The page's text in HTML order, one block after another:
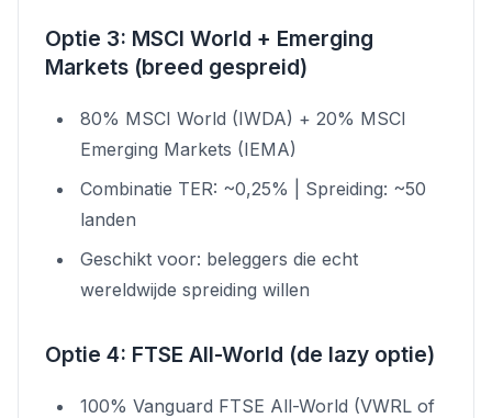
Optie 3: MSCI World + Emerging
Markets (breed gespreid)
80% MSCI World (IWDA) + 20% MSCI
Emerging Markets (IEMA)
Combinatie TER: ~0,25% | Spreiding: ~50
landen
Geschikt voor: beleggers die echt
wereldwijde spreiding willen
Optie 4: FTSE All-World (de lazy optie)
100% Vanguard FTSE All-World (VWRL of